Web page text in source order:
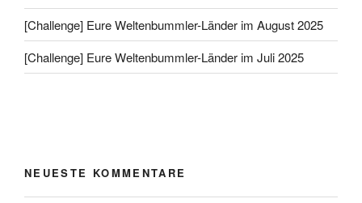
[Challenge] Eure Weltenbummler-Länder im August 2025
[Challenge] Eure Weltenbummler-Länder im Juli 2025
NEUESTE KOMMENTARE